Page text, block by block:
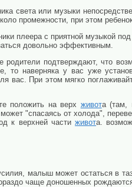
света или музыки
промежности, при этом
плеера с приятной музыкой
довольно эффективным.
родители подтверждают, что
то наверняка у вас уже
вас. При этом мягко
положить на верх живота (там,
"спасаясь от холода",
к верхней частиживота.
малыш может остаться в
чаще доношенных